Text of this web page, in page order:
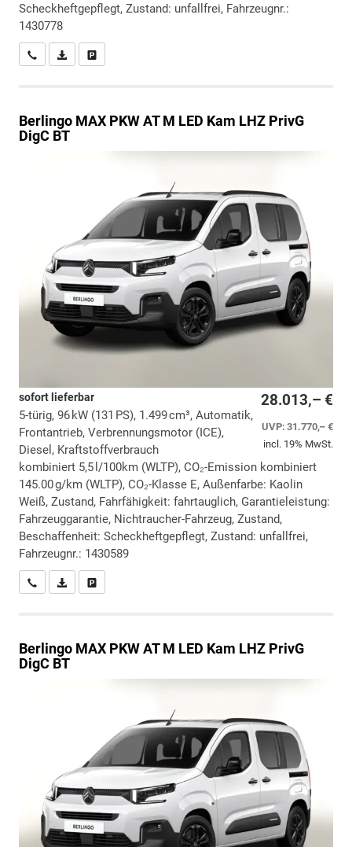
Scheckheftgepflegt, Zustand: unfallfrei, Fahrzeugnr.:
1430778
Wir rufen Sie anPDF-Datei, Fahrzeugexposé drucken
Berlingo MAX PKW AT M LED Kam LHZ PrivG
DigC BT
28.013,– €
UVP:31.770,– €
incl. 19% MwSt.
sofort lieferbar
5-türig, 96 kW (131 PS), 1.499 cm³, Automatik,
Frontantrieb, Verbrennungsmotor (ICE),
Diesel, Kraftstoffverbrauch
kombiniert 5,5 l/100km (WLTP), CO₂-Emission kombiniert
145.00 g/km (WLTP), CO₂-Klasse E, Außenfarbe: Kaolin
Weiß, Zustand, Fahrfähigkeit: fahrtauglich, Garantieleistung:
Fahrzeuggarantie, Nichtraucher-Fahrzeug, Zustand,
Beschaffenheit: Scheckheftgepflegt, Zustand: unfallfrei,
Fahrzeugnr.: 1430589
Wir rufen Sie anPDF-Datei, Fahrzeugexposé drucken
Berlingo MAX PKW AT M LED Kam LHZ PrivG
DigC BT